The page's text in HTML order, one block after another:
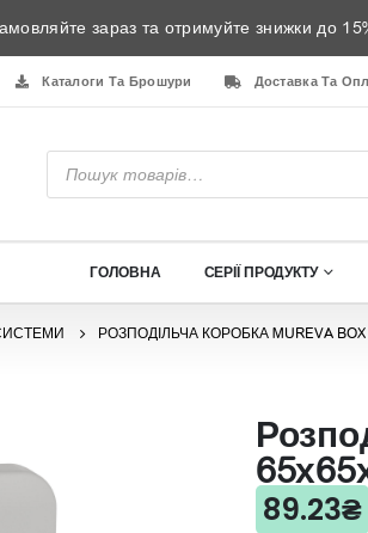
зараз та отримуйте знижки до
Каталоги Та Брошури Доставка Та
Пошук
товарів
ГОЛОВНА СЕРІЇ ПРОДУКТУ
РОЗПОДІЛЬЧА КОРОБКА MUREVA
89.23₴